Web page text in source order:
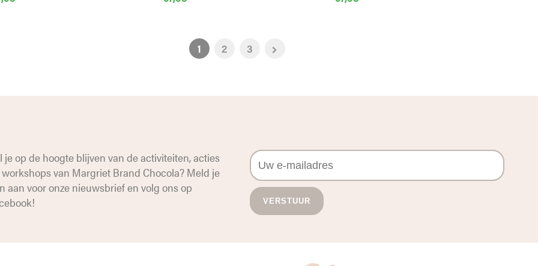
1 2 3
je op de hoogte blijven van de activiteiten, acties
van Margriet Brand Chocola? Meld je
aan voor onze nieuwsbrief en volg ons op
!